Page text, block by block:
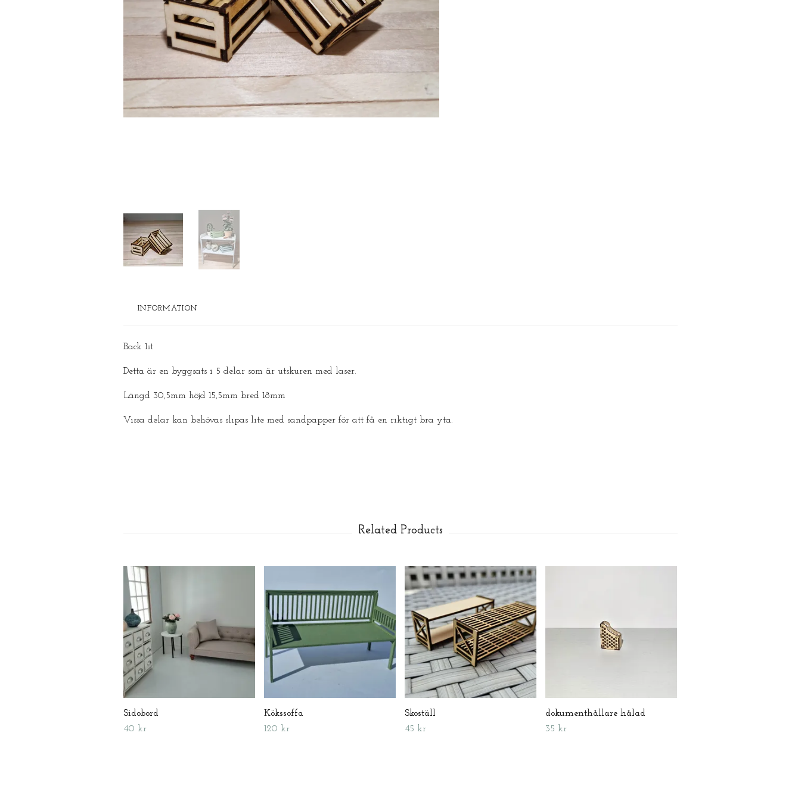
INFORMATION
Back 1st
Detta är en byggsats i 5 delar som är utskuren med laser.
Längd 30,5mm höjd 15,5mm bred 18mm
Vissa delar kan behövas slipas lite med sandpapper för att få en riktigt bra yta.
Sidobord
40 kr
Kökssoffa
120 kr
Skoställ
45 kr
dokumenthållare hålad
35 kr